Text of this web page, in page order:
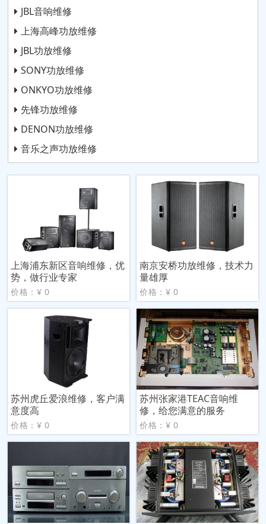
JBL音响维修
上海高峰功放维修
JBL功放维修
SONY功放维修
ONKYO功放维修
先锋功放维修
DENON功放维修
音乐之声功放维修
上海浦东新区音响维修，优
势，做行业专家
价格：¥ 0
南京安桥功放维修，技术力
量雄厚
价格：¥ 0
苏州虎丘爱浪维修，客户满
意度高
价格：¥ 0
苏州张家港TEAC音响维
修，给您满意的服务
价格：¥ 0